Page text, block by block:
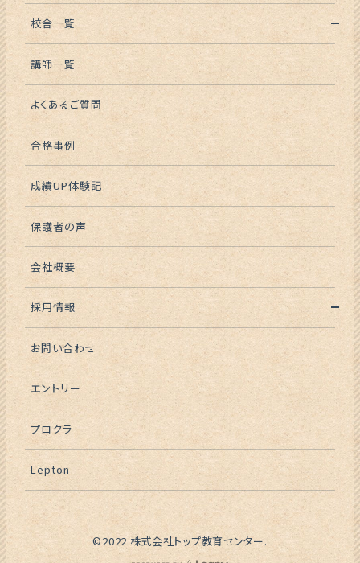
校舎一覧
講師一覧
よくあるご質問
合格事例
成績UP体験記
保護者の声
会社概要
採用情報
お問い合わせ
エントリー
プロクラ
Lepton
©2022 株式会社トップ教育センター.